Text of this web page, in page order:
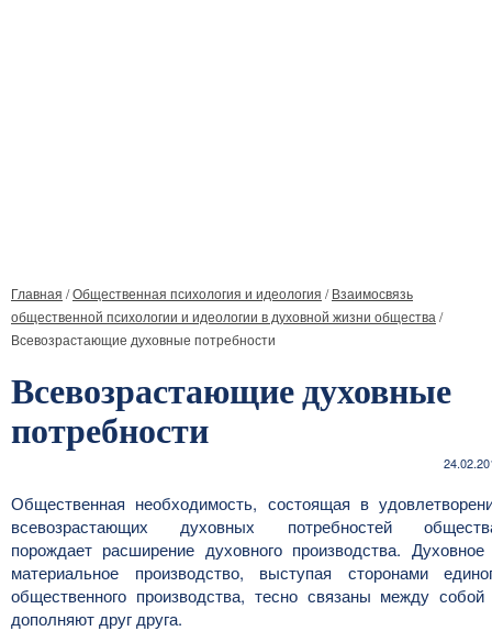
Главная /Общественная психология и идеология /Взаимосвязь
общественной психологии и идеологии в духовной жизни общества /
Всевозрастающие духовные потребности
Всевозрастающие духовные
потребности
Общественная необходимость, состоящая в
всевозрастающих духовных потребностей
порождает расширение духовного производства.
материальное производство, выступая сторонами
общественного производства, тесно связаны между
дополняют друг друга.